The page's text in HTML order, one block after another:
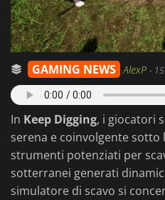
GAMING NEWS AlexP -
In Keep Digging, i giocatori
serena e coinvolgente sotto
strumenti potenziati per
sotterranei generati
simulatore di scavo si